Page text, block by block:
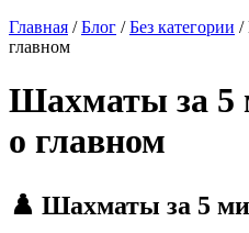
Главная /Блог /Без категории /
главном
Шахматы за 5
о главном
♟️ Шахматы за 5